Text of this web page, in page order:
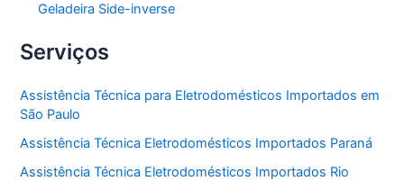
Geladeira Side-inverse
Serviços
Assistência Técnica para Eletrodomésticos Importados em
São Paulo
Assistência Técnica Eletrodomésticos Importados Paraná
Assistência Técnica Eletrodomésticos Importados Rio